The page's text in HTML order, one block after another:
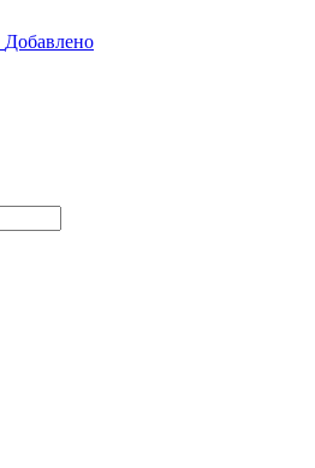
Добавлено